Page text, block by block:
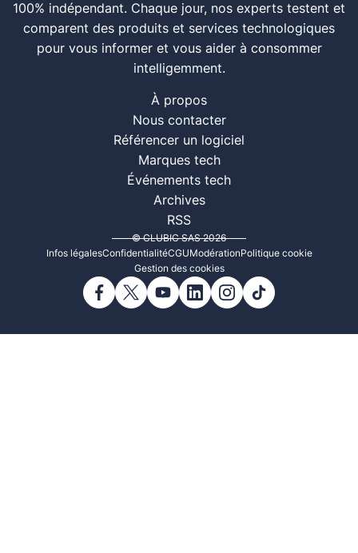
100% indépendant. Chaque jour, nos experts testent et
comparent des produits et services technologiques
pour vous informer et vous aider à consommer
intelligemment.
À propos
Nous contacter
Référencer un logiciel
Marques tech
Événements tech
Archives
RSS
© CLUBIC SAS 2026
Infos légalesConfidentialitéCGUModérationPolitique cookie
Gestion des cookies